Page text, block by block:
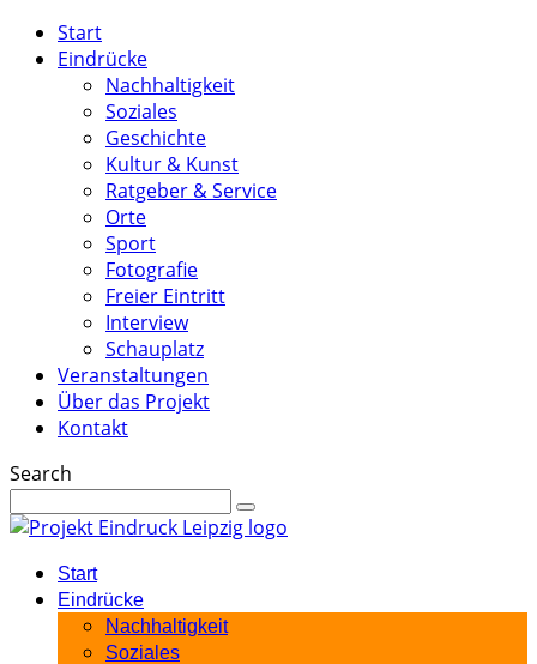
Start
Eindrücke
Nachhaltigkeit
Soziales
Geschichte
Kultur & Kunst
Ratgeber & Service
Orte
Sport
Fotografie
Freier Eintritt
Interview
Schauplatz
Veranstaltungen
Über das Projekt
Kontakt
Search
Start
Eindrücke
Nachhaltigkeit
Soziales